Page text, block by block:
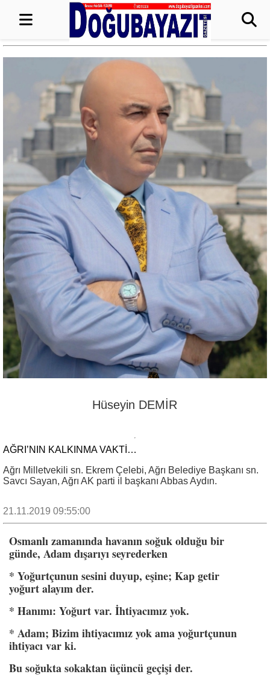
Hüseyin DEMİR
AĞRI’NIN KALKINMA VAKTİ…
Ağrı Milletvekili sn. Ekrem Çelebi, Ağrı Belediye Başkanı sn.
Savcı Sayan, Ağrı AK parti il başkanı Abbas Aydın.
21.11.2019 09:55:00
Osmanlı zamanında havanın soğuk olduğu bir
günde, Adam dışarıyı seyrederken
* Yoğurtçunun sesini duyup, eşine; Kap getir
yoğurt alayım der.
* Hanımı: Yoğurt var. İhtiyacımız yok.
* Adam; Bizim ihtiyacımız yok ama yoğurtçunun
ihtiyacı var ki.
Bu soğukta sokaktan üçüncü geçişi der.